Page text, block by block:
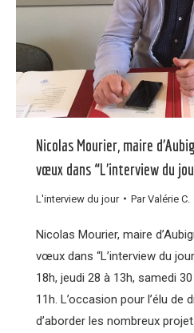
Nicolas Mourier, maire
vœux dans “L’interview du
L'interview du jour ParValérie C.
Nicolas Mourier, maire
vœux dans “L’interview du
18h, jeudi 28 à 13h, samedi
11h. L’occasion pour l’élu de
d’aborder les nombreux